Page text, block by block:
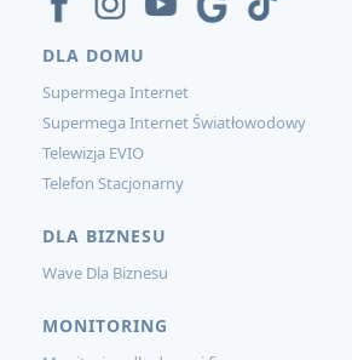
DLA DOMU
Supermega Internet
Supermega Internet Światłowodowy
Telewizja EVIO
Telefon Stacjonarny
DLA BIZNESU
Wave Dla Biznesu
MONITORING